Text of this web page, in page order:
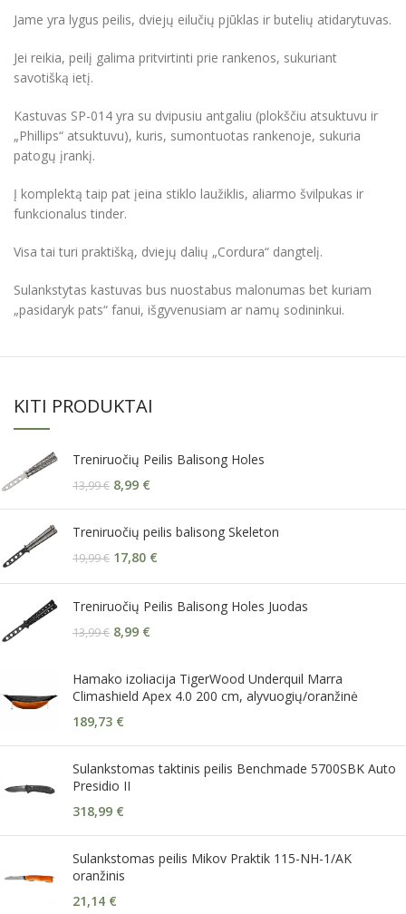
Jame yra lygus peilis, dviejų eilučių pjūklas ir butelių atidarytuvas.
Jei reikia, peilį galima pritvirtinti prie rankenos, sukuriant
savotišką ietį.
Kastuvas SP-014 yra su dvipusiu antgaliu (plokščiu atsuktuvu ir
„Phillips“ atsuktuvu), kuris, sumontuotas rankenoje, sukuria
patogų įrankį.
Į komplektą taip pat įeina stiklo laužiklis, aliarmo švilpukas ir
funkcionalus tinder.
Visa tai turi praktišką, dviejų dalių „Cordura“ dangtelį.
Sulankstytas kastuvas bus nuostabus malonumas bet kuriam
„pasidaryk pats“ fanui, išgyvenusiam ar namų sodininkui.
KITI PRODUKTAI
Treniruočių Peilis Balisong Holes
13,99€ 8,99 €
Treniruočių peilis balisong Skeleton
19,99€ 17,80 €
Treniruočių Peilis Balisong Holes Juodas
13,99€ 8,99 €
Hamako izoliacija TigerWood Underquil Marra
Climashield Apex 4.0 200 cm, alyvuogių/oranžinė
189,73 €
Sulankstomas taktinis peilis Benchmade 5700SBK Auto
Presidio II
318,99 €
Sulankstomas peilis Mikov Praktik 115-NH-1/AK
oranžinis
21,14 €